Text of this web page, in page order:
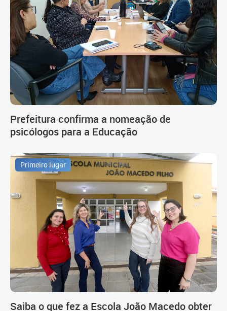
Prefeitura confirma a nomeação de
psicólogos para a Educação
Primeiro lugar
Saiba o que fez a Escola João Macedo obter